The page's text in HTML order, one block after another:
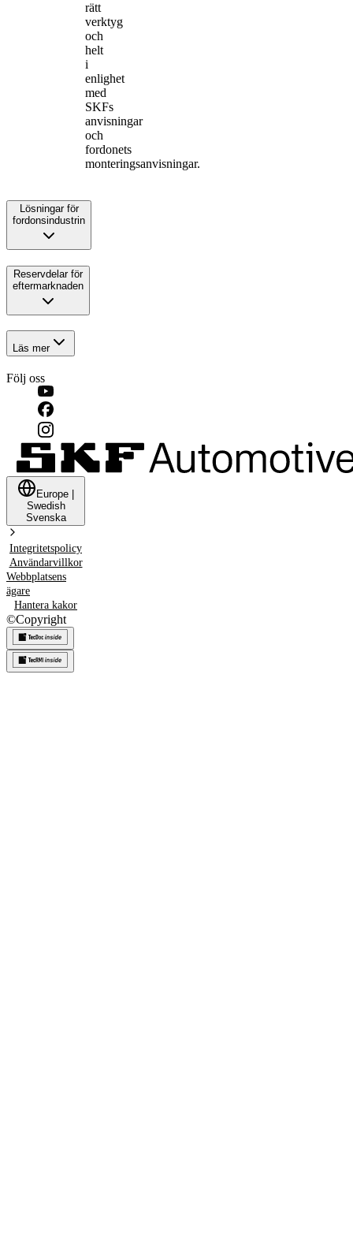
rätt
verktyg
och
helt
i
enlighet
med
SKFs
anvisningar
och
fordonets
monteringsanvisningar.
Lösningar för
fordonsindustrin
Reservdelar för
eftermarknaden
Läs mer
Följ oss
Europe
Swedish
Svenska
Integritetspolicy
Användarvillkor
Webbplatsens
ägare
Hantera kakor
©Copyright